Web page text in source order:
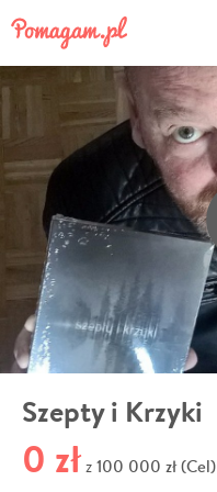
Szepty i Krzyki
0 zł z 100 000 zł (Cel)